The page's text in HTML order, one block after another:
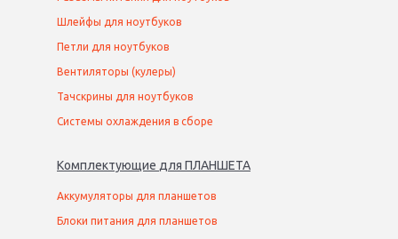
Шлейфы для ноутбуков
Петли для ноутбуков
Вентиляторы (кулеры)
Тачскрины для ноутбуков
Системы охлаждения в сборе
Комплектующие для ПЛАНШЕТА
Аккумуляторы для планшетов
Блоки питания для планшетов